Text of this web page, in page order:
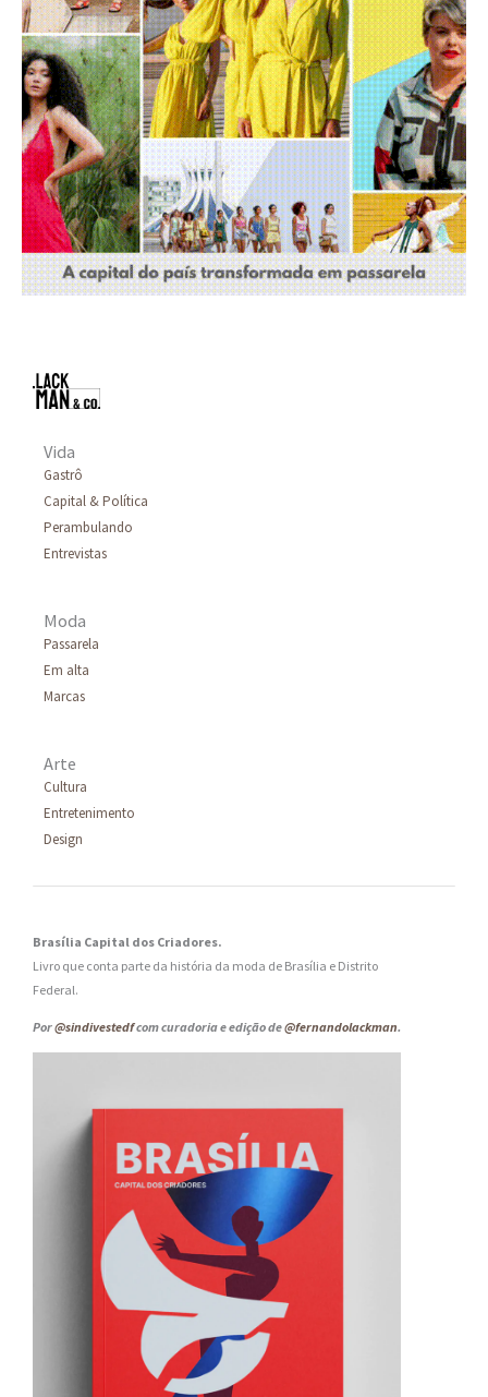
:
Vida
Gastrô
Capital & Política
Perambulando
Entrevistas
Moda
Passarela
Em alta
Marcas
Arte
Cultura
Entretenimento
Design
Brasília Capital dos Criadores.
Livro que conta parte da história da moda de Brasília e Distrito
Federal.
Por@sindivestedfcom curadoria e edição de@fernandolackman.